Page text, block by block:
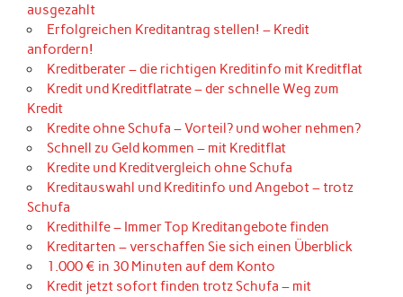
ausgezahlt
Erfolgreichen Kreditantrag stellen! – Kredit
anfordern!
Kreditberater – die richtigen Kreditinfo mit Kreditflat
Kredit und Kreditflatrate – der schnelle Weg zum
Kredit
Kredite ohne Schufa – Vorteil? und woher nehmen?
Schnell zu Geld kommen – mit Kreditflat
Kredite und Kreditvergleich ohne Schufa
Kreditauswahl und Kreditinfo und Angebot – trotz
Schufa
Kredithilfe – Immer Top Kreditangebote finden
Kreditarten – verschaffen Sie sich einen Überblick
1.000 € in 30 Minuten auf dem Konto
Kredit jetzt sofort finden trotz Schufa – mit